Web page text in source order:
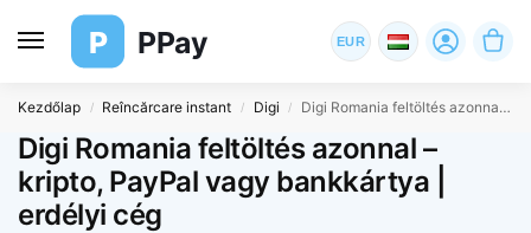
P PPay EUR
Kezdőlap / Reîncărcare instant / Digi / Digi Romania feltöltés azonnal – kripto, PayPal vagy bankkártya | erdélyi cég
Digi Romania feltöltés azonnal –
kripto, PayPal vagy bankkártya |
erdélyi cég